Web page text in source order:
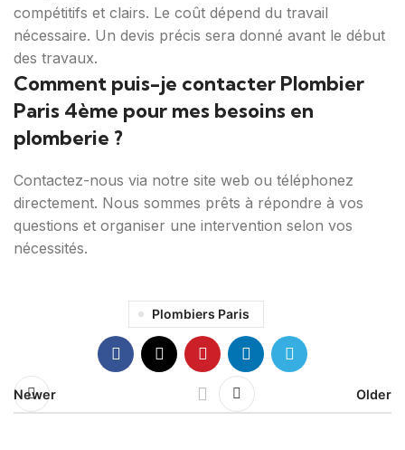
compétitifs et clairs. Le coût dépend du travail
nécessaire. Un devis précis sera donné avant le début
des travaux.
Comment puis-je contacter Plombier
Paris 4ème pour mes besoins en
plomberie ?
Contactez-nous via notre site web ou téléphonez
directement. Nous sommes prêts à répondre à vos
questions et organiser une intervention selon vos
nécessités.
Plombiers Paris
Newer Older